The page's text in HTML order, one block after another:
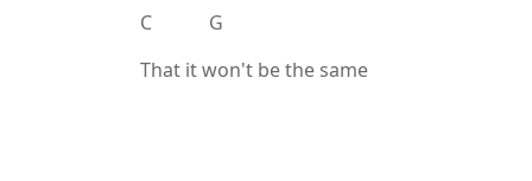
C G
That it won't be the same